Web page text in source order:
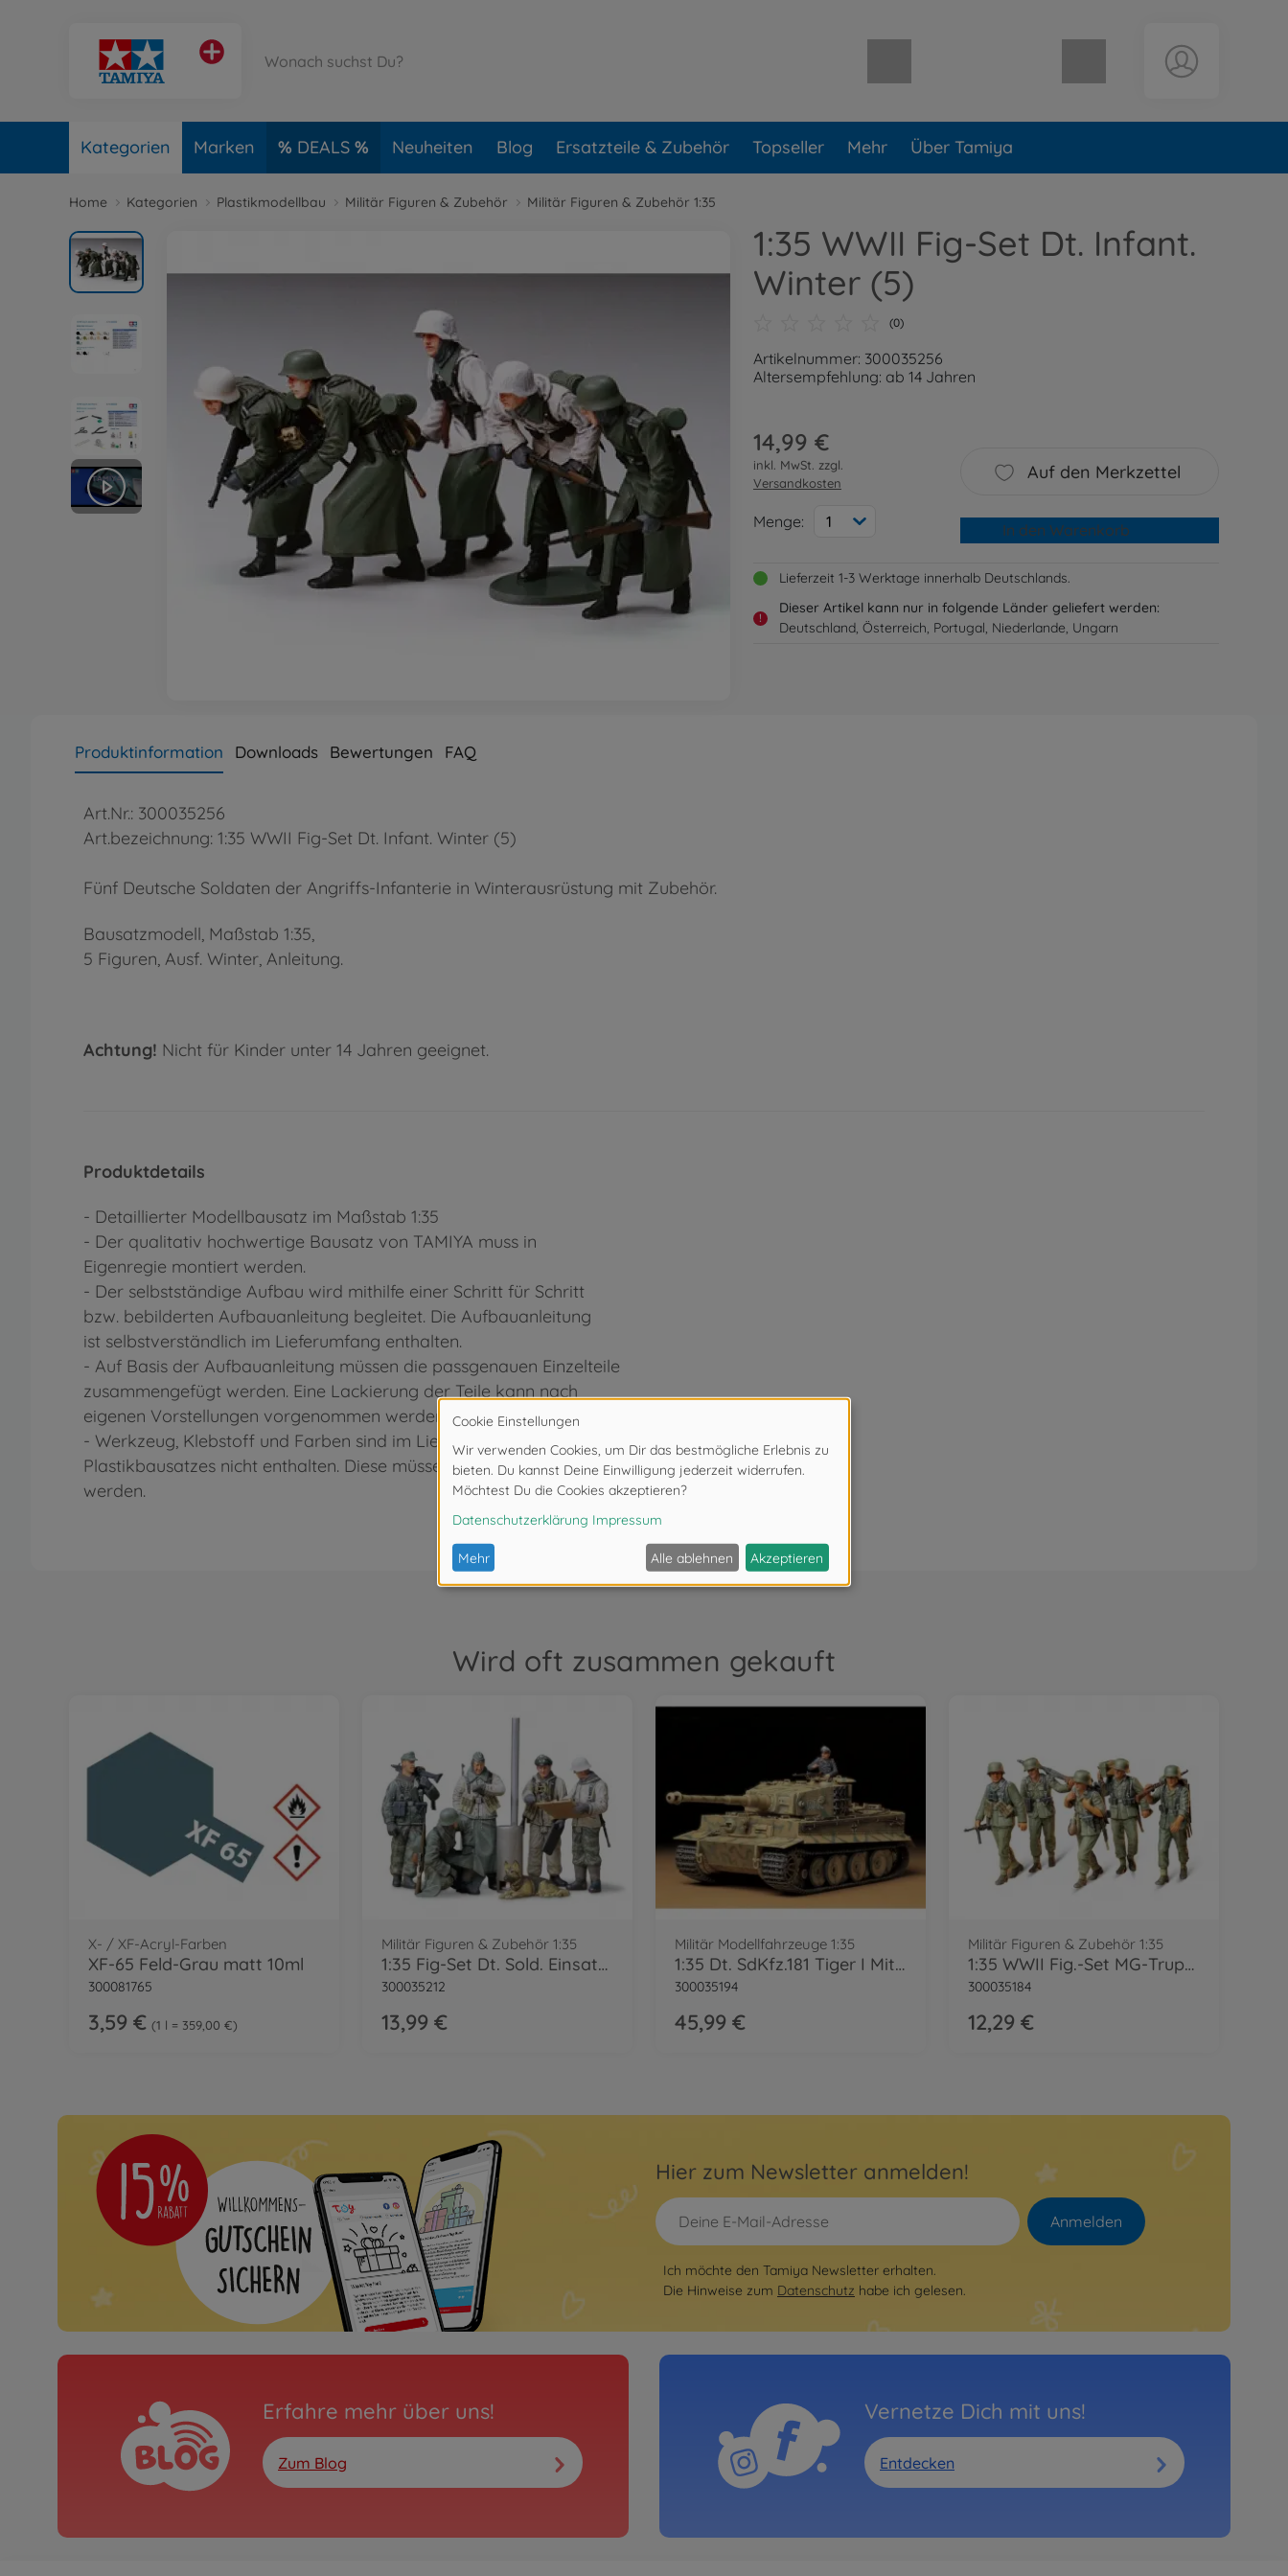
Warenkorb leer
Kategorien Marken DEALS Neuheiten Blog Ersatzteile & Zubehör Topseller Mehr Über Tamiya
Home Kategorien Plastikmodellbau Militär Figuren & Zubehör Militär Figuren & Zubehör 1:35
1:35 WWII Fig-Set Dt. Infant.
Winter (5)
(0)
Artikelnummer: 300035256
Altersempfehlung: ab 14 Jahren
14,99 €
inkl. MwSt. zzgl.
Versandkosten
Menge: 1
Auf den Merkzettel
In den Warenkorb
Lieferzeit 1-3 Werktage innerhalb Deutschlands.
!
Dieser Artikel kann nur in folgende Länder geliefert werden:
Deutschland, Österreich, Portugal, Niederlande, Ungarn
Produktinformation Downloads Bewertungen FAQ
Art.Nr.: 300035256
Art.bezeichnung: 1:35 WWII Fig-Set Dt. Infant. Winter (5)
Fünf Deutsche Soldaten der Angriffs-Infanterie in Winterausrüstung mit Zubehör.
Bausatzmodell, Maßstab 1:35,
5 Figuren, Ausf. Winter, Anleitung.
Achtung! Nicht für Kinder unter 14 Jahren geeignet.
Produktdetails
- Detaillierter Modellbausatz im Maßstab 1:35
- Der qualitativ hochwertige Bausatz von TAMIYA muss in
Eigenregie montiert werden.
- Der selbstständige Aufbau wird mithilfe einer Schritt für Schritt
bzw. bebilderten Aufbauanleitung begleitet. Die Aufbauanleitung
ist selbstverständlich im Lieferumfang enthalten.
- Auf Basis der Aufbauanleitung müssen die passgenauen Einzelteile
zusammengefügt werden. Eine Lackierung der Teile kann nach
eigenen Vorstellungen vorgenommen werden.
- Werkzeug, Klebstoff und Farben sind im Lieferumfang des
Plastikbausatzes nicht enthalten. Diese müssen optional erworben
werden.
Wird oft zusammen gekauft
X- / XF-Acryl-Farben
XF-65 Feld-Grau matt 10ml
300081765
3,59 € 1 l = 359,00 €
Militär Figuren & Zubehör 1:35
1:35 Fig-Set Dt. Sold. Einsatzbespr.(5)
300035212
13,99 €
Militär Modellfahrzeuge 1:35
1:35 Dt. SdKfz.181 Tiger I Mit. Prod.(1)
300035194
45,99 €
Militär Figuren & Zubehör 1:35
1:35 WWII Fig.-Set MG-Trupp i.Manöver(5)
300035184
12,29 €
Hier zum Newsletter anmelden!
Anmelden
Ich möchte den Tamiya Newsletter erhalten.
Die Hinweise zum Datenschutz habe ich gelesen.
Erfahre mehr über uns!
Zum Blog
Vernetze Dich mit uns!
Entdecken